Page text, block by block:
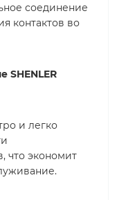
соединение
контактов во
SHENLER
и легко
что экономит